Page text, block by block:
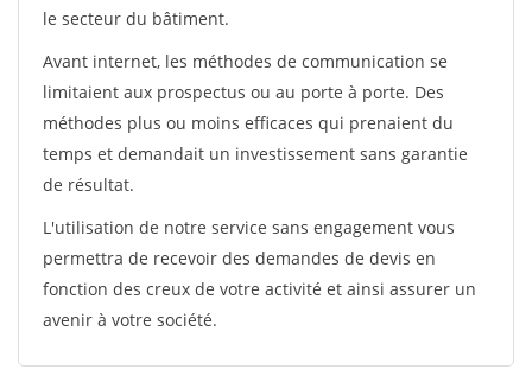
le secteur du bâtiment.
Avant internet, les méthodes de communication se
limitaient aux prospectus ou au porte à porte. Des
méthodes plus ou moins efficaces qui prenaient du
temps et demandait un investissement sans garantie
de résultat.
L'utilisation de notre service sans engagement vous
permettra de recevoir des demandes de devis en
fonction des creux de votre activité et ainsi assurer un
avenir à votre société.